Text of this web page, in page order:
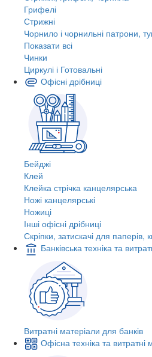
Грифелі
Стрижні
Чорнило і чорнильні патрони,
Показати всі
Чинки
Циркулі і Готовальні
Офісні дрібниці
Бейджі
Клей
Клейка стрічка канцелярська
Ножі канцелярські
Ножиці
Інші офісні дрібниці
Скріпки, затискачі для паперів,
Банківська техніка та
Витратні матеріали для банків
Офісна техніка та витратні